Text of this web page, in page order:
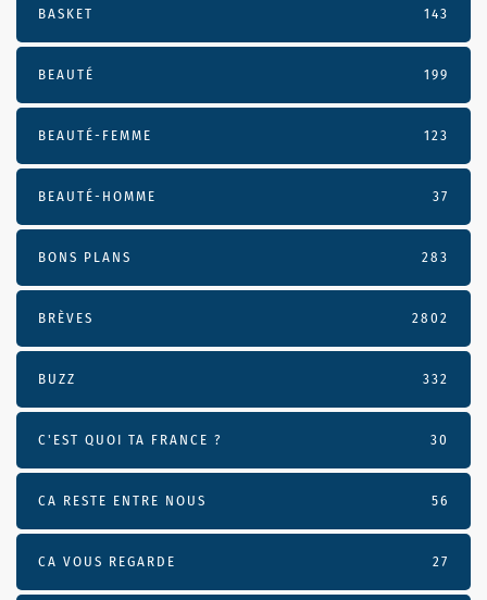
BASKET 143
BEAUTÉ 199
BEAUTÉ-FEMME 123
BEAUTÉ-HOMME 37
BONS PLANS 283
BRÈVES 2802
BUZZ 332
C'EST QUOI TA FRANCE ? 30
CA RESTE ENTRE NOUS 56
CA VOUS REGARDE 27